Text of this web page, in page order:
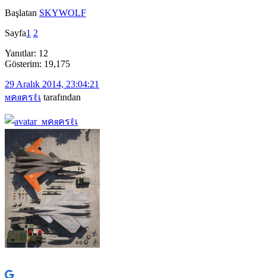
Başlatan SKYWOLF
Sayfa1 2
Yanıtlar: 12
Gösterim: 19,175
29 Aralık 2014, 23:04:21
мคяครℓเ tarafından